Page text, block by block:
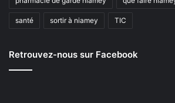
santé sortir à niamey TIC
Retrouvez-nous sur Facebook